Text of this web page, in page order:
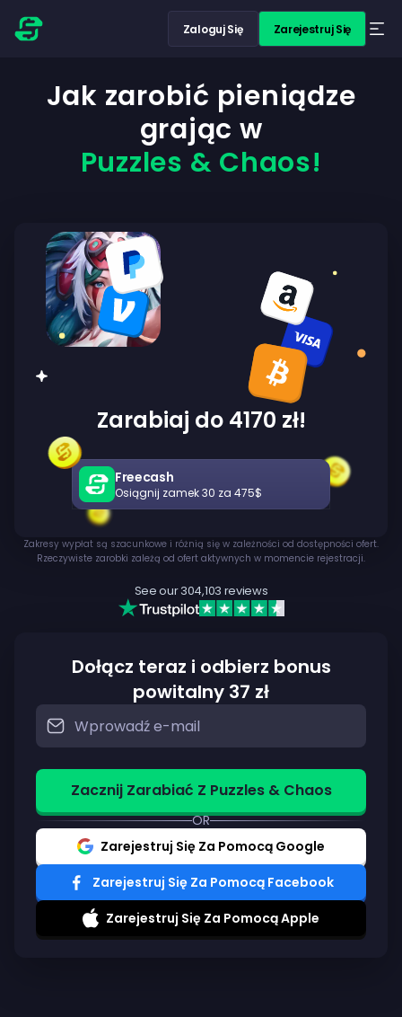
Zaloguj Się Zarejestruj Się
Jak zarobić pieniądze
grając w
Puzzles & Chaos!
Zarabiaj do 4170 zł!
Freecash
Osiągnij zamek 30 za 475$
Zakresy wypłat są szacunkowe i różnią się w zależności od dostępności ofert.
Rzeczywiste zarobki zależą od ofert aktywnych w momencie rejestracji.
See our304,103 reviews
Dołącz teraz i odbierz bonus
powitalny 37 zł
Zacznij Zarabiać Z Puzzles & Chaos
OR
Zarejestruj Się Za Pomocą Google
Zarejestruj Się Za Pomocą Facebook
Zarejestruj Się Za Pomocą Apple